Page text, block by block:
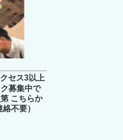
セス3以上
募集中で
こちらか
不要）